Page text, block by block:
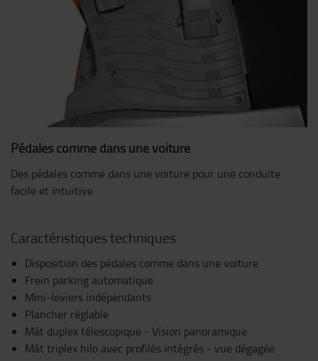
Pédales comme dans une voiture
Des pédales comme dans une voiture pour une conduite
facile et intuitive
Caractéristiques techniques
Disposition des pédales comme dans une voiture
Frein parking automatique
Mini-leviers indépendants
Plancher réglable
Mât duplex télescopique - Vision panoramique
Mât triplex hilo avec profilés intégrés - vue dégagée